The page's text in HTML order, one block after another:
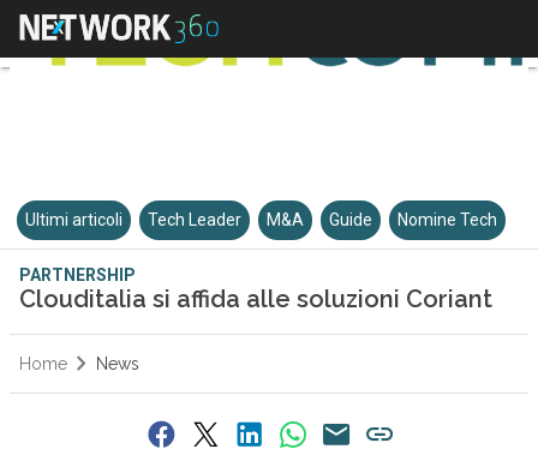
Ultimi articoli Tech Leader M&A Guide Nomine Tech
PARTNERSHIP
Clouditalia si affida alle soluzioni Coriant
Home News